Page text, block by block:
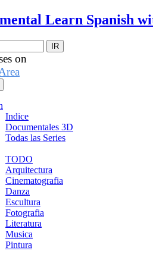
Learn Spanish
on
Indice
Documentales 3D
Todas las Series
TODO
Arquitectura
Cinematografia
Danza
Escultura
Fotografia
Literatura
Musica
Pintura